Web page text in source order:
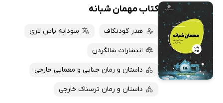
تازه‌ها
داغ‌ترین‌ها
پرفروش‌ها
پربحث‌ها
ارزان ترین‌ها
همه کتاب‌ها
کتاب‌های صوتی
کتاب‌های متنی
کتاب مهمان شبانه
هدر گودنکاف سودابه پاس لاری
انتشارات شالگردن
داستان و رمان جنایی و معمایی خارجی
داستان و رمان ترسناک خارجی